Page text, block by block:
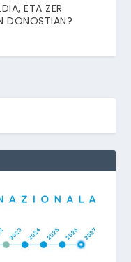
ETA ZER
DONOSTIAN?